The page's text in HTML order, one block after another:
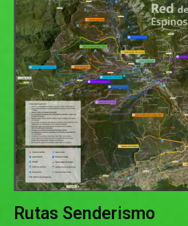
Rutas Senderismo